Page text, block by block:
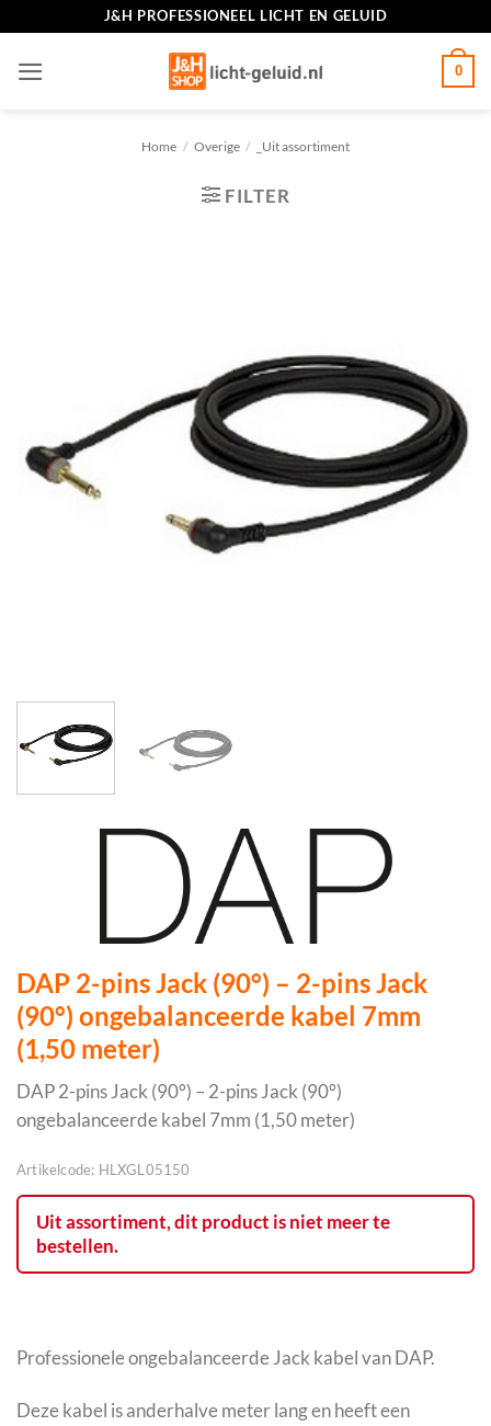
inhoud
J&H PROFESSIONEEL LICHT EN GELUID
0
Home / Overige / _Uit assortiment
FILTER
DAP 2-pins Jack (90°) – 2-pins Jack
(90°) ongebalanceerde kabel 7mm
(1,50 meter)
DAP 2-pins Jack (90°) – 2-pins Jack (90°)
ongebalanceerde kabel 7mm (1,50 meter)
Artikelcode: HLXGL05150
Uit assortiment, dit product is niet meer te
bestellen.
Professionele ongebalanceerde Jack kabel van DAP.
Deze kabel is anderhalve meter lang en heeft een